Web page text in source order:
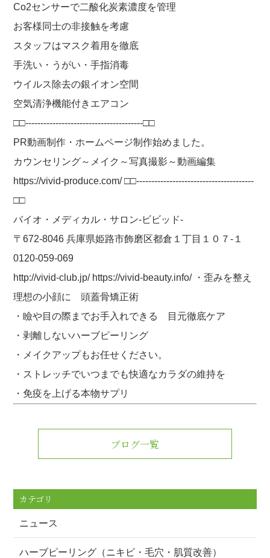
Co2センサーで二酸化炭素濃度を管理
お客様同士の非接触を考慮
スタッフはマスク着用を徹底
手洗い・うがい・手指消毒
ウイルス除去の銀イオン空間
空気清浄機能付きエアコン
□□---------------------------------------□□
PR動画制作・ホームページ制作始めました。
カウンセリング～メイク～写真撮影～動画編集
https://vivid-produce.com/ □□---------------------------------------
□□
バイオ・メディカル・サロン-ビビッド-
〒672-8046 兵庫県姫路市飾磨区都倉１丁目１０７-１
0120-059-069
http://vivid-club.jp/ https://vivid-beauty.info/ ・歪みを整え
理想の小顔に 頭蓋骨矯正術
・瞼や目の際までお手入れできる 目元徹底ケア
・剥離しないハーブピーリング
・メイクアップもお任せください。
・ストレッチでいつまでも快適なカラダの維持を
・免疫を上げる本物サプリ
ブログ一覧
カテゴリ
ニュース
ハーブピーリング（ニキビ・毛穴・肌質改善）